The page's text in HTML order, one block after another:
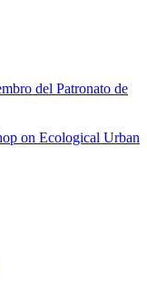
del Patronato de
on Ecological Urban